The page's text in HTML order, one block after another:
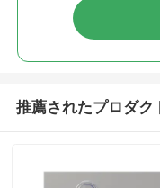
推薦されたプロダク